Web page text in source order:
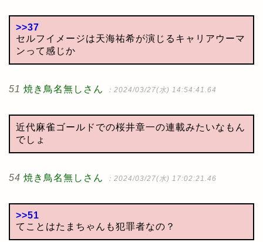
>>37
セルフイメージは天海祐希が演じるキャリアウーマ
ンって感じか
51 焼き鳥名無しさん ：2024/03/27(水) 14:54:41.64
近代麻雀ゴールドでの桜井章一の連載みたいなもん
でしょ
54 焼き鳥名無しさん ：2024/03/27(水) 17:02:21.46
>>51
てことはたまちゃんも犯罪者なの？